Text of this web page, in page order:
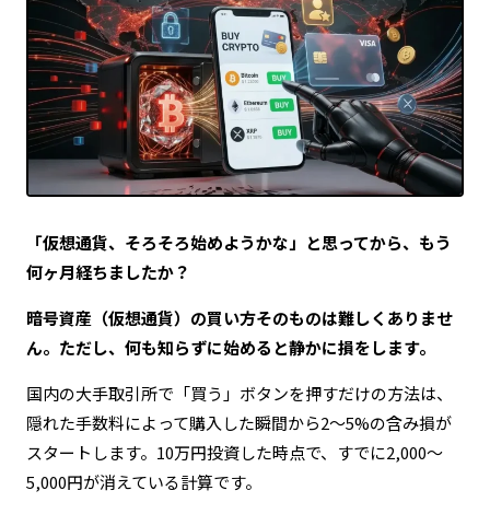
情報を提供します。
業界10年以上の専門チームによる執筆・監修
プロジェクト評価方法 に基づく客観的な分析
編集方針に沿った透明性の高い情報発信
読者の資産保護を最優先とした徹底的なリスク喚起
定期的な情報更新による最新ファクトの維持
「仮想通貨、そろそろ始めようかな」と思ってから、もう
何ヶ月経ちましたか？
暗号資産（仮想通貨）の買い方そのものは難しくありませ
ん。ただし、何も知らずに始めると静かに損をします。
国内の大手取引所で「買う」ボタンを押すだけの方法は、
隠れた手数料によって購入した瞬間から2〜5%の含み損が
スタートします。10万円投資した時点で、すでに2,000〜
5,000円が消えている計算です。